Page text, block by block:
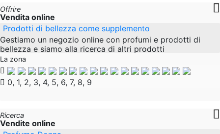
Offrire
Vendita online
Prodotti di bellezza come supplemento
Gestiamo un negozio online con profumi e prodotti di
bellezza e siamo alla ricerca di altri prodotti
complementari per i nostri clienti che possano essere
perfettamente integrati con profumi, come
La zona
0, 1, 2, 3, 4, 5, 6, 7, 8, 9
Ricerca
Vendite online